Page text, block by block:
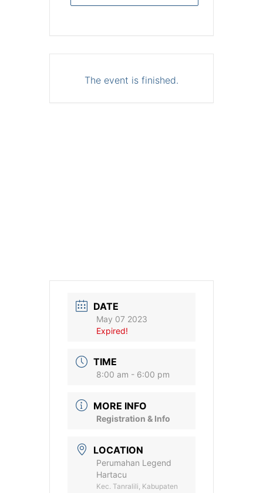
The event is finished.
DATE
May 07 2023
Expired!
TIME
8:00 am - 6:00 pm
MORE INFO
Registration & Info
LOCATION
Perumahan Legend
Hartacu
Kec. Tanralili, Kabupaten